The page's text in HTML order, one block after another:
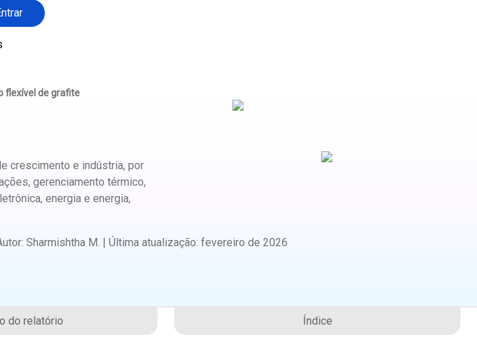
flexível de grafite
crescimento e indústria, por
gerenciamento térmico,
energia e energia,
: Sharmishtha M. | Última atualização: fevereiro de 2026
do relatório Índice